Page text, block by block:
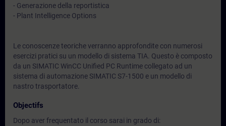
- Generazione della reportistica
- Plant Intelligence Options
Le conoscenze teoriche verranno approfondite con numerosi
esercizi pratici su un modello di sistema TIA. Questo è composto
da un SIMATIC WinCC Unified PC Runtime collegato ad un
sistema di automazione SIMATIC S7-1500 e un modello di
nastro trasportatore.
Objectifs
Dopo aver frequentato il corso sarai in grado di: